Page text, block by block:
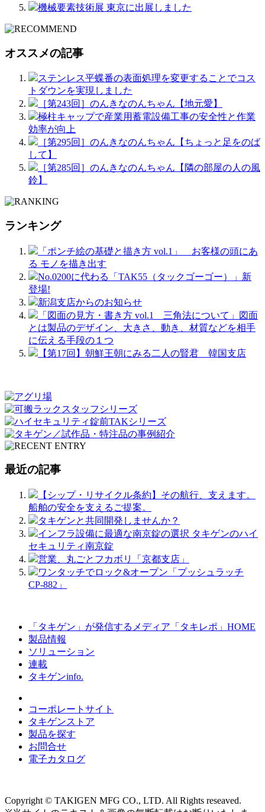
機械要素技術展 東京に出展しました
オススメの記事
ステンレス平蝶番の表面処理を変更することでコス
トダウンを実現しました
［第243回］のんきなのんちゃん【地元愛】
極柱キャップで産業用蓄電設備工事の安全性と作業
効率が向上
［第295回］のんきなのんちゃん【ちょっと足をのば
して】
［第285回］のんきなのんちゃん【隣の部屋の人の風
鈴】
ランキング
「ポンチ絵の基礎と描き方 vol.1」 お客様の頭にあ
る モノを描き出す
No.0200に代わる「TAK55（タックゴーゴー）」新
登場!
新潟支店からのお知らせ
「図面の見方・書き方 vol.1 三角法について」図面
とは製品のデザイン、大きさ、動き、材質などを相手
に伝える手段の１つ
【第17回】朝鮮王朝にみる二人の賢君 韓国支店
最近の記事
【シップ・リサイクル条約】その航行、支えます。
船舶の安全を支えるご提案。
タキゲンと共同開発しませんか？
インフラ設備に最適な南京錠の選択 タキゲンのハイ
セキュリティ南京錠
営業、丸ごとフカボリ「京都支店」
ワンタッチでロック&オープン「プッシュラッチ
CP-882」
「タキゲン」が発信するメディア「タキレポ」HOME
製品情報
ソリューション
連載
タキゲンinfo.
コーポレートサイト
タキゲンストア
製品を探す
お問合せ
電子カタログ
Copyright © TAKIGEN MFG CO., LTD. All Rights reseaved.